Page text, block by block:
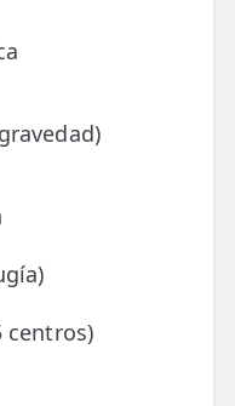
centros)